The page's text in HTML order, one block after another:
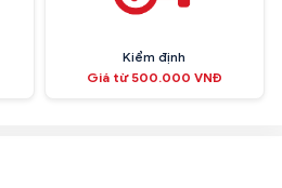
Kiểm định
Giá từ 500.000 VNĐ